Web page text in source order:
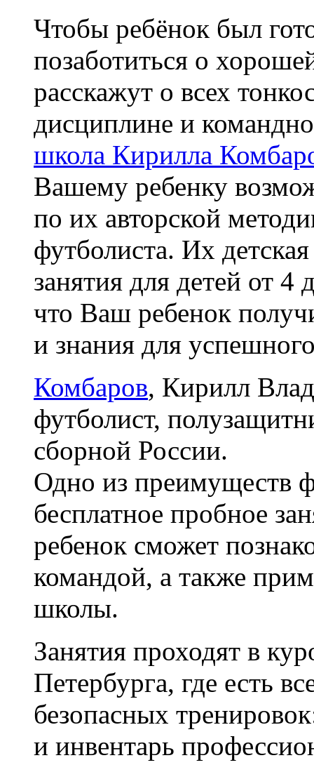
Чтобы ребёнок был
позаботиться о
расскажут о всех
дисциплине и
школа Кирилла
Вашему ребенку
по их авторской
футболиста. Их
занятия для детей от 4
что Ваш ребенок
и знания для
Комбаров, Кирилл
футболист,
сборной России.
Одно из преимуществ
бесплатное пробное
ребенок сможет
командой, а также
школы.
Занятия проходят в
Петербурга, где есть
безопасных
и инвентарь